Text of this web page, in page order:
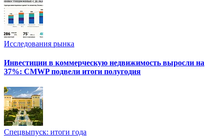
Исследования рынка
Инвестиции в коммерческую недвижимость выросли на
37%: CMWP подвели итоги полугодия
Спецвыпуск: итоги года